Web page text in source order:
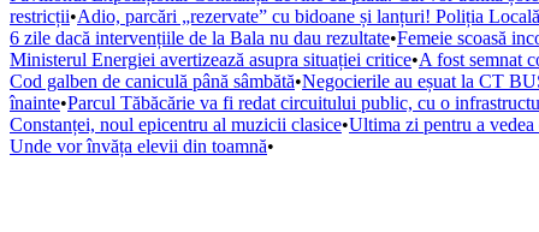
restricții•Adio, parcări „rezervate” cu bidoane și lanțuri! Poliția
6 zile dacă intervențiile de la Bala nu dau rezultate•Femeie scoasă
Ministerul Energiei avertizează asupra situației critice•A fost semnat
Cod galben de caniculă până sâmbătă•Negocierile au eșuat la CT
înainte•Parcul Tăbăcărie va fi redat circuitului public, cu o
Constanței, noul epicentru al muzicii clasice•Ultima zi pentru a
Unde vor învăța elevii din toamnă•